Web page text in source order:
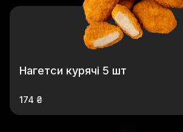
Нагетси курячі 5 шт
174 ₴